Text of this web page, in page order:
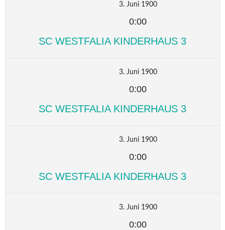
3. Juni 1900
0:00
SC WESTFALIA KINDERHAUS 3
3. Juni 1900
0:00
SC WESTFALIA KINDERHAUS 3
3. Juni 1900
0:00
SC WESTFALIA KINDERHAUS 3
3. Juni 1900
0:00